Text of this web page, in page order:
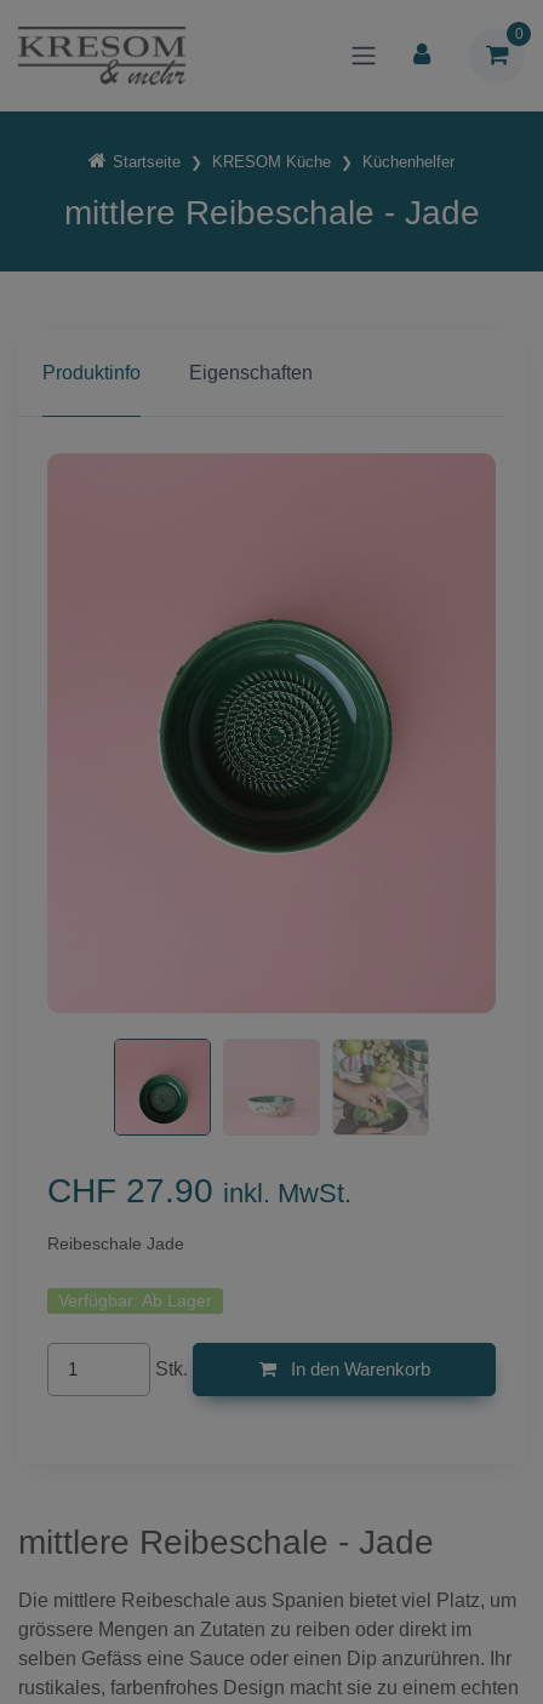
0
Startseite KRESOM Küche Küchenhelfer
mittlere Reibeschale - Jade
Produktinfo Eigenschaften
CHF 27.90 inkl. MwSt.
Reibeschale Jade
Verfügbar: Ab Lager
Stk. In den Warenkorb
mittlere Reibeschale - Jade
Die mittlere Reibeschale aus Spanien bietet viel Platz, um
grössere Mengen an Zutaten zu reiben oder direkt im
selben Gefäss eine Sauce oder einen Dip anzurühren. Ihr
rustikales, farbenfrohes Design macht sie zu einem echten